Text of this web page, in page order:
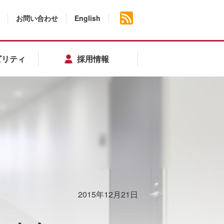
お問い合わせ English
ティ 採用情報
2015年12月21日